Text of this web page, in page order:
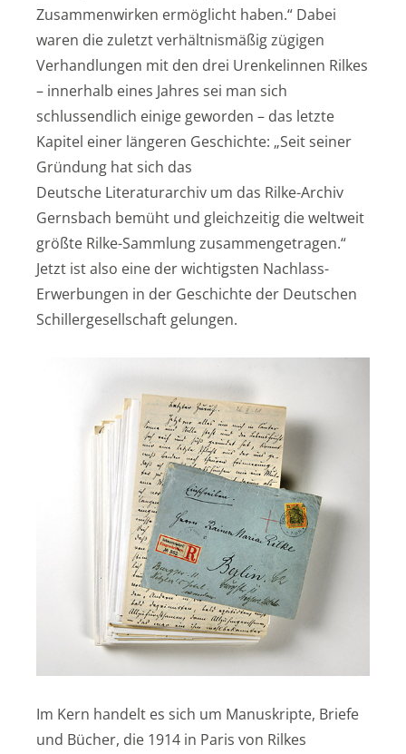
Zusammenwirken ermöglicht haben.“ Dabei
waren die zuletzt verhältnismäßig zügigen
Verhandlungen mit den drei Urenkelinnen Rilkes
– innerhalb eines Jahres sei man sich
schlussendlich einige geworden – das letzte
Kapitel einer längeren Geschichte: „Seit seiner
Gründung hat sich das
Deutsche Literaturarchiv um das Rilke-Archiv
Gernsbach bemüht und gleichzeitig die weltweit
größte Rilke-Sammlung zusammengetragen.“
Jetzt ist also eine der wichtigsten Nachlass-
Erwerbungen in der Geschichte der Deutschen
Schillergesellschaft gelungen.
Im Kern handelt es sich um Manuskripte, Briefe
und Bücher, die 1914 in Paris von Rilkes